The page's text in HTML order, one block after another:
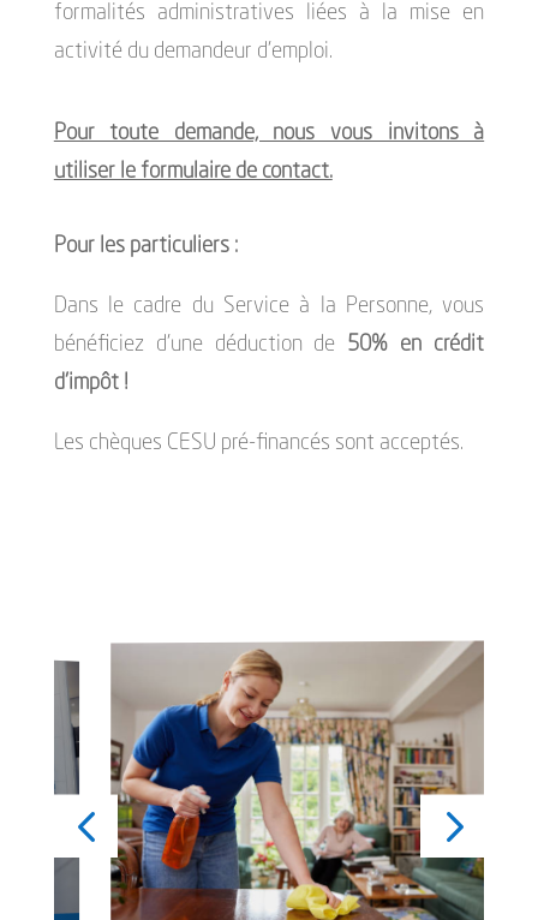
formalités administratives liées à la mise en
activité du demandeur d’emploi.
Pour toute demande, nous vous invitons à
utiliser le formulaire de contact.
Pour les particuliers :
Dans le cadre du Service à la Personne, vous
bénéficiez d’une déduction de 50% en crédit
d’impôt !
Les chèques CESU pré-financés sont acceptés.